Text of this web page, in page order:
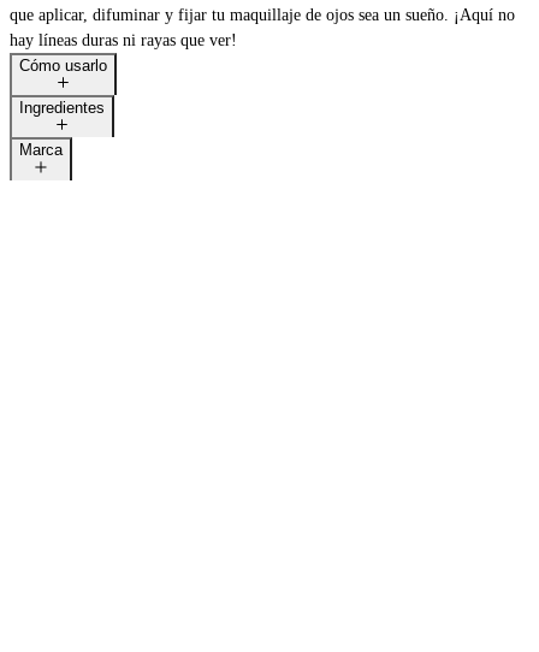
que aplicar, difuminar y fijar tu maquillaje de ojos sea un sueño. ¡Aquí no
hay líneas duras ni rayas que ver!
Cómo usarlo
Ingredientes
Marca